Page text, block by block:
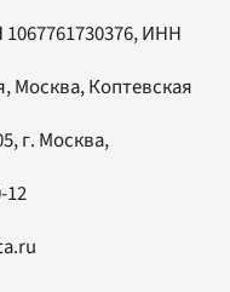
ИНН
Москва, Коптевская
, г. Москва,
12